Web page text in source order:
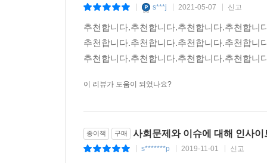
s***j 2021-05-07 신고
추천합니다.추천합니다.추천합니다.추천합니
추천합니다.추천합니다.추천합니다.추천합니
추천합니다.추천합니다.추천합니다.추천합
이 리뷰가 도움이 되었나요?
종이책 구매 사회문제와 이슈에 대해 인사
s*******p 2019-11-01 신고